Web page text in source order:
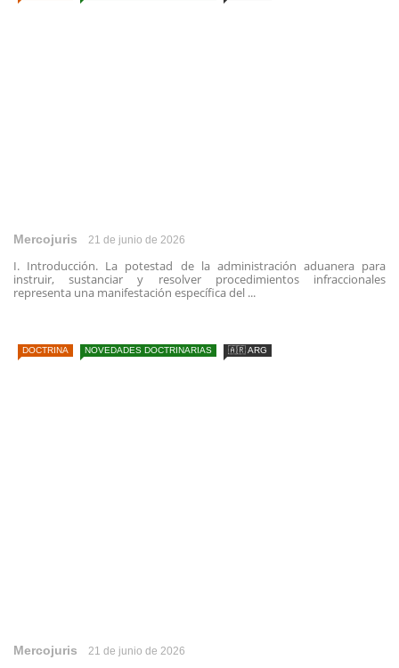
Mercojuris 21 de junio de 2026
I. Introducción. La potestad de la administración aduanera para
instruir, sustanciar y resolver procedimientos infraccionales
representa una manifestación específica del ...
DOCTRINA NOVEDADES DOCTRINARIAS 🇦🇷 ARG
Mercojuris 21 de junio de 2026